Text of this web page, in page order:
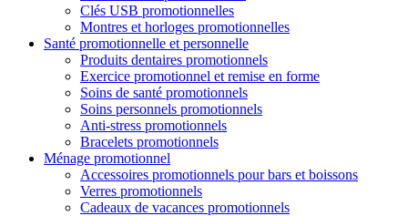
Clés USB promotionnelles
Montres et horloges promotionnelles
Santé promotionnelle et personnelle
Produits dentaires promotionnels
Exercice promotionnel et remise en forme
Soins de santé promotionnels
Soins personnels promotionnels
Anti-stress promotionnels
Bracelets promotionnels
Ménage promotionnel
Accessoires promotionnels pour bars et boissons
Verres promotionnels
Cadeaux de vacances promotionnels